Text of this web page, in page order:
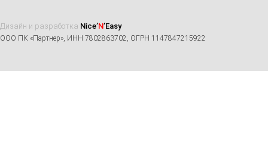
Дизайн и разработка Nice’N’Easy
ООО ПК «Партнер», ИНН 7802863702, ОГРН 1147847215922